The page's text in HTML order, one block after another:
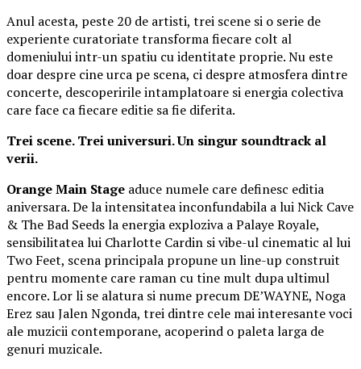
Anul acesta, peste 20 de artisti, trei scene si o serie de
experiente curatoriate transforma fiecare colt al
domeniului intr-un spatiu cu identitate proprie. Nu este
doar despre cine urca pe scena, ci despre atmosfera dintre
concerte, descoperirile intamplatoare si energia colectiva
care face ca fiecare editie sa fie diferita.
Trei scene. Trei universuri. Un singur soundtrack al
verii.
Orange Main Stage aduce numele care definesc editia
aniversara. De la intensitatea inconfundabila a lui Nick Cave
& The Bad Seeds la energia exploziva a Palaye Royale,
sensibilitatea lui Charlotte Cardin si vibe-ul cinematic al lui
Two Feet, scena principala propune un line-up construit
pentru momente care raman cu tine mult dupa ultimul
encore. Lor li se alatura si nume precum DE’WAYNE, Noga
Erez sau Jalen Ngonda, trei dintre cele mai interesante voci
ale muzicii contemporane, acoperind o paleta larga de
genuri muzicale.